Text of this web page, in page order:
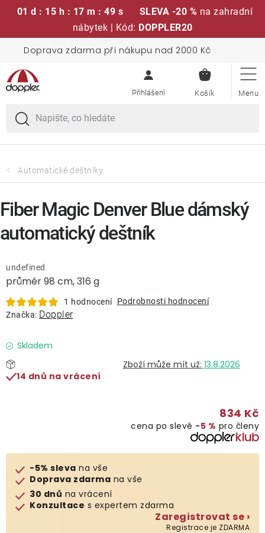
01 d : 15 h : 17 m : 48 s SLEVA -20 % na zahradní
nábytek | Kód: DOPPLER20
obsah
Doprava zdarma při nákupu nad 2000 Kč
KOŠÍK
Sedací soupravy
Slunečníky
Křesla a židle
Lavice a houpačky
Lehátka
Doplňky
Deštníky
Gastro produkty
Klub výhod
Automatické deštníky
průměr 98 cm, 316 g
undefined
1 hodnocení Podrobnosti hodnocení
Značka: Doppler
Skladem
13.8.2026
14 dnů na vrácení
834 Kč
cena po slevě −5 % pro členy
-5% sleva na vše
Doprava zdarma na vše
30 dnů na vrácení
Konzultace s expertem zdarma
Zaregistrovat se ›
Registrace je ZDARMA
Fiber Magic Denver Blue dámský
automatický deštník